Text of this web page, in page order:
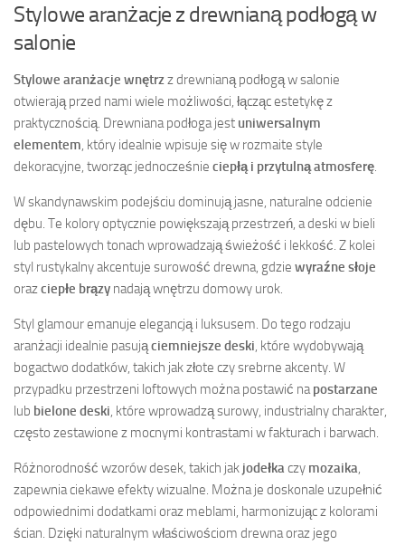
Stylowe aranżacje z drewnianą podłogą w
salonie
Stylowe aranżacje wnętrzz drewnianą podłogą w salonie
otwierają przed nami wiele możliwości, łącząc estetykę z
praktycznością. Drewniana podłoga jest uniwersalnym
elementem, który idealnie wpisuje się w rozmaite style
dekoracyjne, tworząc jednocześnie ciepłą i przytulną atmosferę.
W skandynawskim podejściu dominują jasne, naturalne odcienie
dębu. Te kolory optycznie powiększają przestrzeń, a deski w bieli
lub pastelowych tonach wprowadzają świeżość i lekkość. Z kolei
styl rustykalny akcentuje surowość drewna, gdzie wyraźne słoje
orazciepłe brązy nadają wnętrzu domowy urok.
Styl glamour emanuje elegancją i luksusem. Do tego rodzaju
aranżacji idealnie pasująciemniejsze deski, które wydobywają
bogactwo dodatków, takich jak złote czy srebrne akcenty. W
przypadku przestrzeni loftowych można postawić napostarzane
lub bielone deski, które wprowadzą surowy, industrialny charakter,
często zestawione z mocnymi kontrastami w fakturach i barwach.
Różnorodność wzorów desek, takich jak jodełkaczy mozaika,
zapewnia ciekawe efekty wizualne. Można je doskonale uzupełnić
odpowiednimi dodatkami oraz meblami, harmonizując z kolorami
ścian. Dzięki naturalnym właściwościom drewna oraz jego